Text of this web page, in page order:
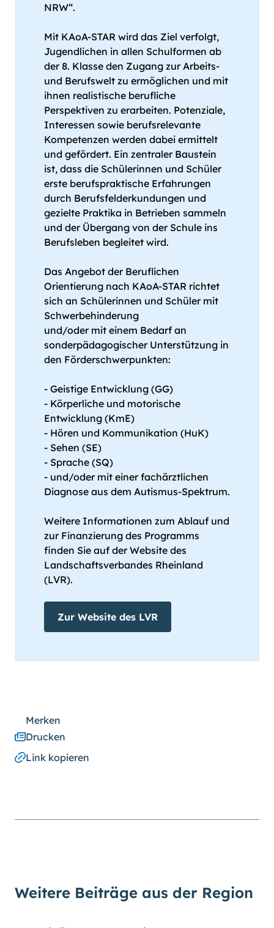
NRW“.
Mit KAoA-STAR wird das Ziel verfolgt,
Jugendlichen in allen Schulformen ab
der 8. Klasse den Zugang zur Arbeits-
und Berufswelt zu ermöglichen und mit
ihnen realistische berufliche
Perspektiven zu erarbeiten. Potenziale,
Interessen sowie berufsrelevante
Kompetenzen werden dabei ermittelt
und gefördert. Ein zentraler Baustein
ist, dass die Schülerinnen und Schüler
erste berufspraktische Erfahrungen
durch Berufsfelderkundungen und
gezielte Praktika in Betrieben sammeln
und der Übergang von der Schule ins
Berufsleben begleitet wird.
Das Angebot der Beruflichen
Orientierung nach KAoA-STAR richtet
sich an Schülerinnen und Schüler mit
Schwerbehinderung
und/​oder mit einem Bedarf an
sonderpädagogischer Unterstützung in
den Förderschwerpunkten:
- Geistige Entwicklung (GG)
- Körperliche und motorische
Entwicklung (KmE)
- Hören und Kommunikation (HuK)
- Sehen (SE)
- Sprache (SQ)
- und/oder mit einer fachärztlichen
Diagnose aus dem Autismus-Spektrum.
Weitere Informationen zum Ablauf und
zur Finanzierung des Programms
finden Sie auf der Website des
Landschaftsverbandes Rheinland
(LVR).
Zur Website des LVR
Merken
Drucken
Link kopieren
Weitere Beiträge aus der Region